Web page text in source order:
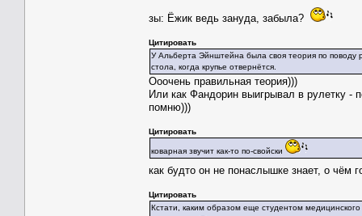
зы: Ёжик ведь зануда, забыла?
Цитировать
У Альберта Эйнштейна была своя теория по поводу
стола, когда крупье отвернётся.
Ооочень правильная теория)))
Или как Фандорин выигрывал в рулетку -
помню)))
Цитировать
коварная звучит как-то по-свойски
как будто он не понаслышке знает, о чём
Цитировать
Кстати, каким образом еще студентом